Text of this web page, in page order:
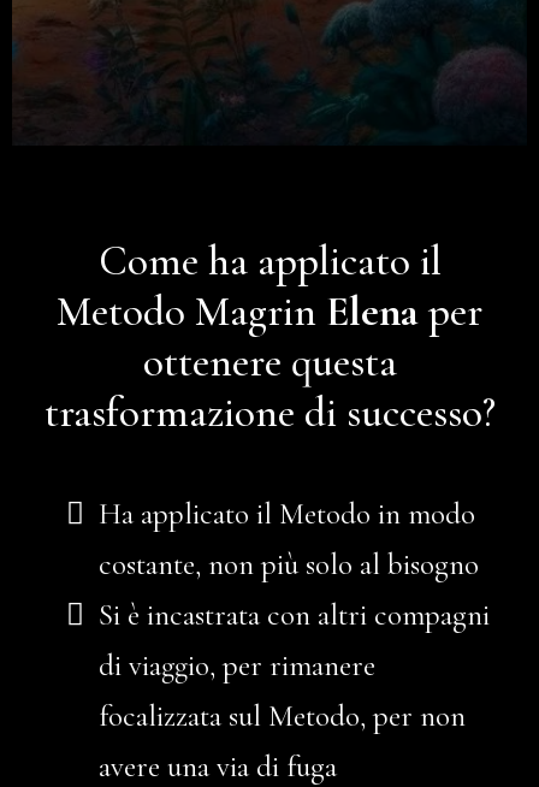
Come ha applicato il
Metodo Magrin Elenaper
ottenere questa
trasformazione di successo?
Ha applicato il Metodo in modo
costante, non più solo al bisogno
Si è incastrata con altri compagni
di viaggio, per rimanere
focalizzata sul Metodo, per non
avere una via di fuga